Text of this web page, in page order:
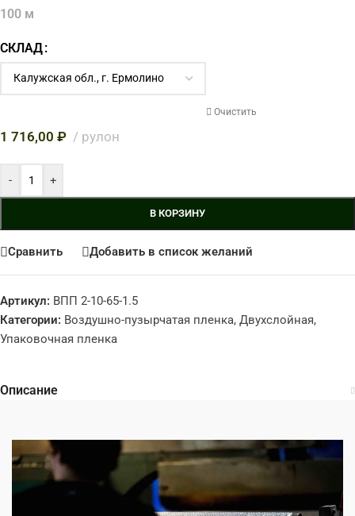
100 м
СКЛАД
Очистить
1 716,00 ₽ рулон
- +
В КОРЗИНУ
Сравнить Добавить в список желаний
Артикул: ВПП 2-10-65-1.5
Категории: Воздушно-пузырчатая пленка, Двухслойная,
Упаковочная пленка
Описание